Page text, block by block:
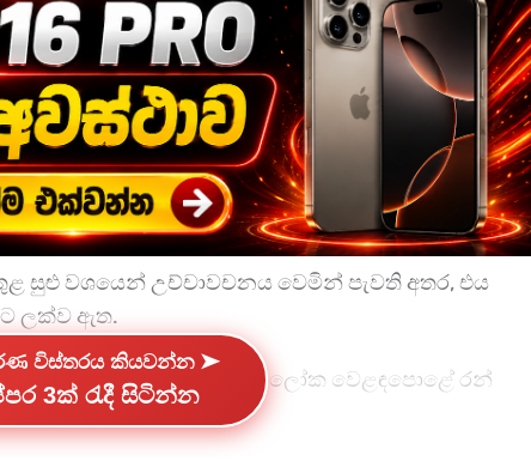
සුළු වශයෙන් උච්චාවචනය වෙමින් පැවති අතර, එය
ලක්ව ඇත.
වාර්තා වී ඇති බවත්, එය ලෝක වෙළඳපොළේ රන්
බවත් දැකගත හැකිය.
විස්තරය කියවන්න ➤
3ක් රැදී සිටින්න